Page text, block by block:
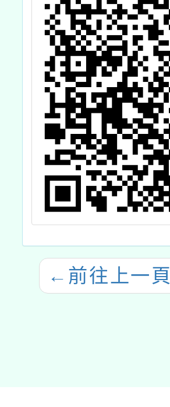
← 前往上一頁